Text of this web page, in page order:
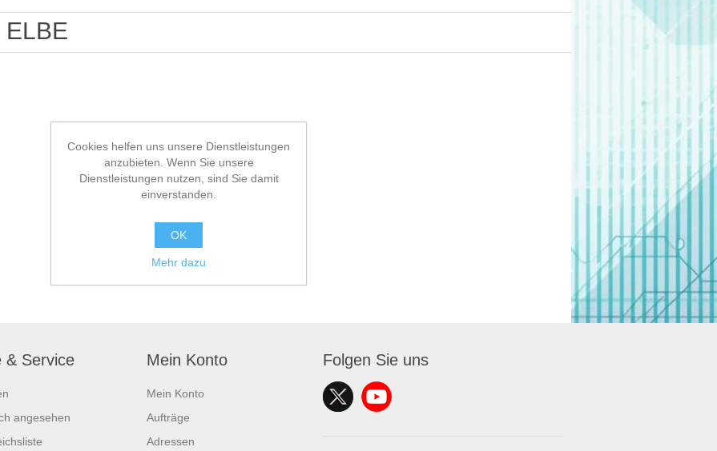
ELBE
& Service
angesehen
Mein Konto
Mein Konto
Aufträge
Adressen
Folgen Sie uns
Cookies helfen uns unsere Dienstleistungen
anzubieten. Wenn Sie unsere
Dienstleistungen nutzen, sind Sie damit
einverstanden.
OK
Mehr dazu